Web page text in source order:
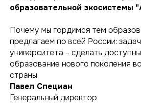
образовательной экосистемы
Почему мы гордимся тем
предлагаем по всей России:
университета – сделать
образование нового поколения
страны
Павел Специан
Генеральный директор